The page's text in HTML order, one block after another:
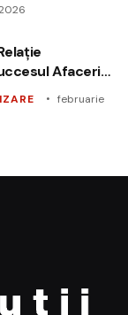
Afacerii
februarie